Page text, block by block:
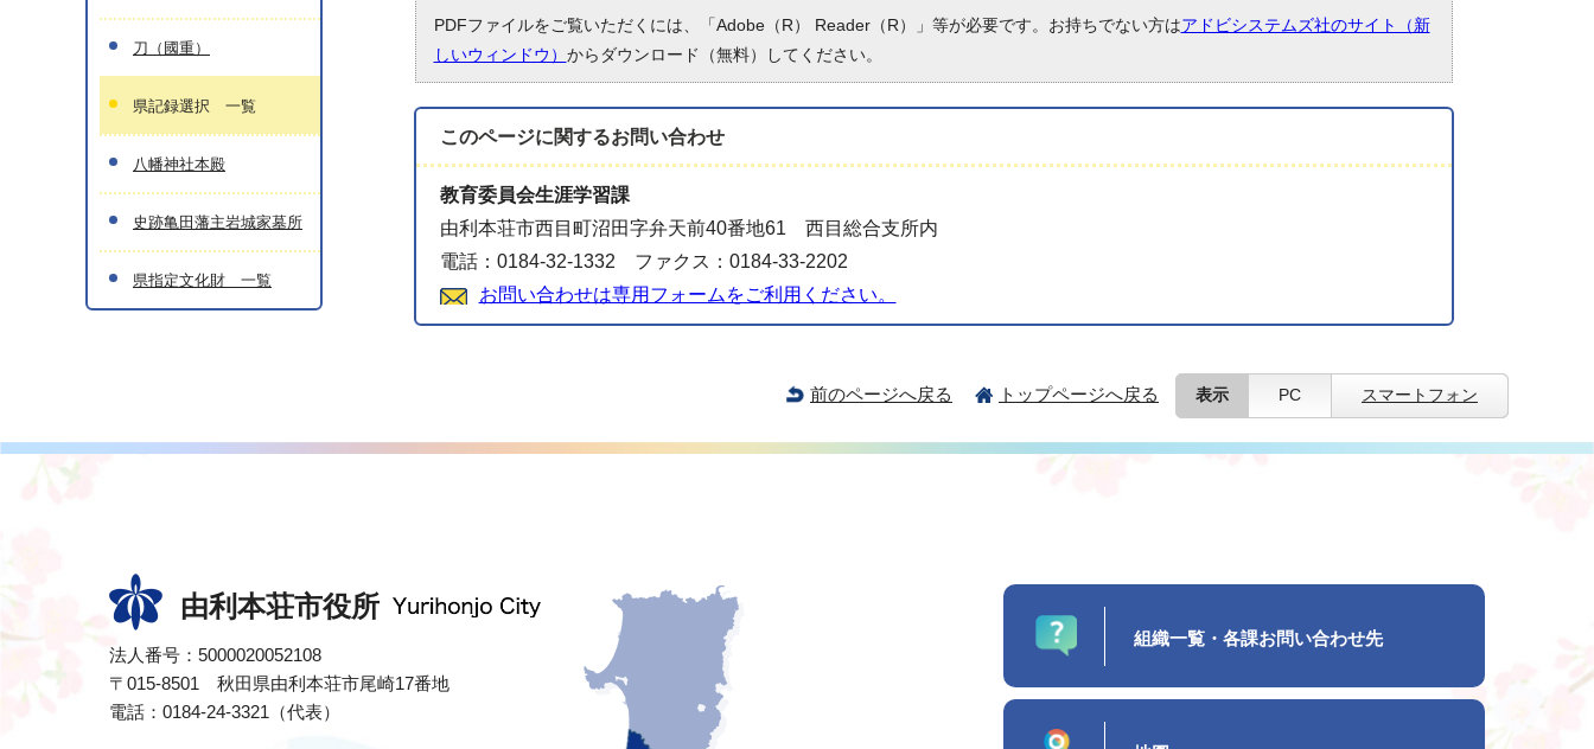
PDFファイルをご覧いただくには、「Adobe（R） Reader（R）」等が必要です。お持ちでない方はアドビシステムズ社のサイト（新
しいウィンドウ） からダウンロード（無料）してください。
このページに関するお問い合わせ
教育委員会生涯学習課
由利本荘市西目町沼田字弁天前40番地61 西目総合支所内
電話：0184-32-1332 ファクス：0184-33-2202
お問い合わせは専用フォームをご利用ください。
刀（國重）
県記録選択 一覧
八幡神社本殿
史跡亀田藩主岩城家墓所
県指定文化財 一覧
前のページへ戻る トップページへ戻る 表示 PC スマートフォン
由利本荘市役所
法人番号：5000020052108
〒015-8501 秋田県由利本荘市尾崎17番地
電話：0184-24-3321（代表）
組織一覧・各課お問い合わせ先